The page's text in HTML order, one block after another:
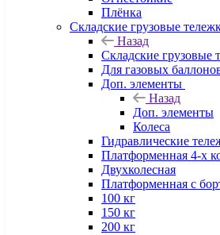
Плёнка
Складские грузовые
Назад
Складские грузовые
Для газовых
Доп. элементы
Назад
Доп. элементы
Колеса
Гидравлические
Платформенная 4-х
Двухколесная
Платформенная с
100 кг
150 кг
200 кг